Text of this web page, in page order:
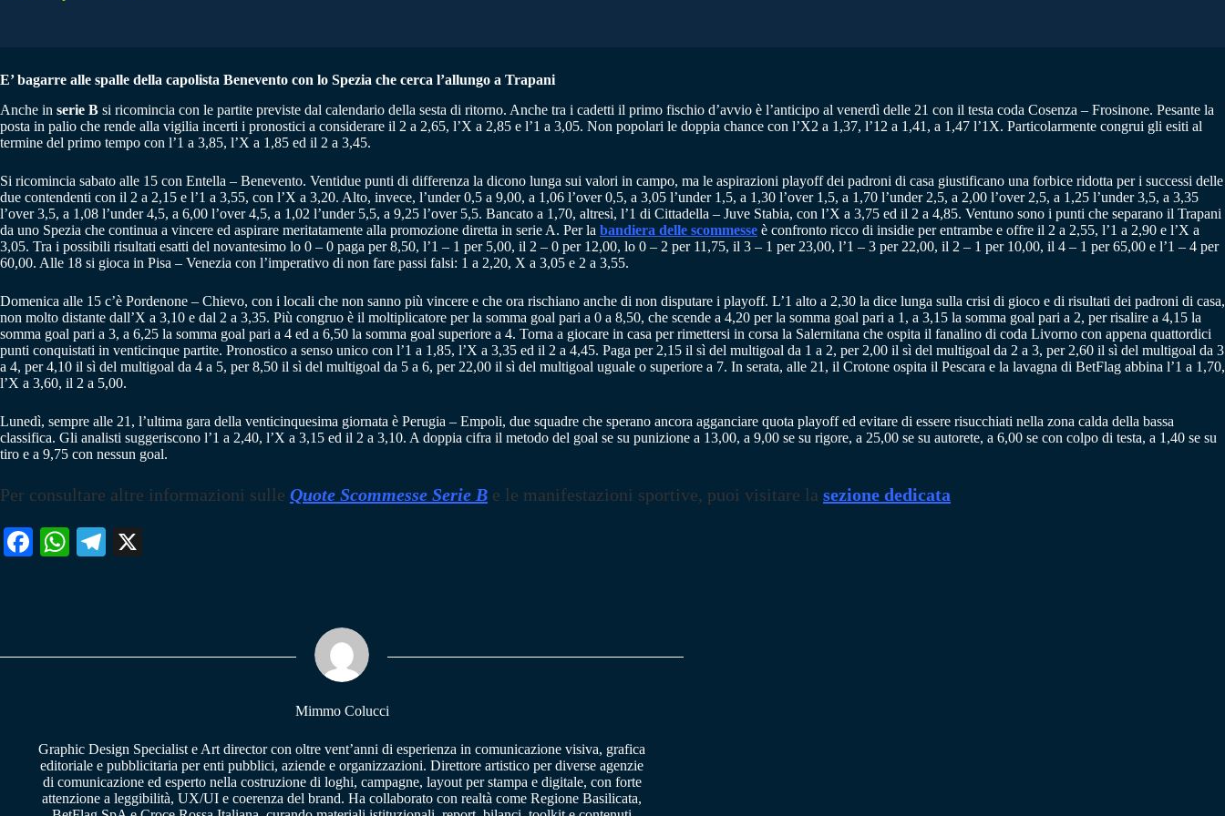
E’ bagarre alle spalle della capolista Benevento con lo Spezia che cerca l’allungo a Trapani
Anche in serie B si ricomincia con le partite previste dal calendario della sesta di ritorno. Anche tra i cadetti il primo fischio d’avvio è l’anticipo al venerdì delle 21 con il testa coda Cosenza – Frosinone. Pesante la
posta in palio che rende alla vigilia incerti i pronostici a considerare il 2 a 2,65, l’X a 2,85 e l’1 a 3,05. Non popolari le doppia chance con l’X2 a 1,37, l’12 a 1,41, a 1,47 l’1X. Particolarmente congrui gli esiti al
termine del primo tempo con l’1 a 3,85, l’X a 1,85 ed il 2 a 3,45.
Si ricomincia sabato alle 15 con Entella – Benevento. Ventidue punti di differenza la dicono lunga sui valori in campo, ma le aspirazioni playoff dei padroni di casa giustificano una forbice ridotta per i successi delle
due contendenti con il 2 a 2,15 e l’1 a 3,55, con l’X a 3,20. Alto, invece, l’under 0,5 a 9,00, a 1,06 l’over 0,5, a 3,05 l’under 1,5, a 1,30 l’over 1,5, a 1,70 l’under 2,5, a 2,00 l’over 2,5, a 1,25 l’under 3,5, a 3,35
l’over 3,5, a 1,08 l’under 4,5, a 6,00 l’over 4,5, a 1,02 l’under 5,5, a 9,25 l’over 5,5. Bancato a 1,70, altresì, l’1 di Cittadella – Juve Stabia, con l’X a 3,75 ed il 2 a 4,85. Ventuno sono i punti che separano il Trapani
da uno Spezia che continua a vincere ed aspirare meritatamente alla promozione diretta in serie A. Per la bandiera delle scommesse è confronto ricco di insidie per entrambe e offre il 2 a 2,55, l’1 a 2,90 e l’X a
3,05. Tra i possibili risultati esatti del novantesimo lo 0 – 0 paga per 8,50, l’1 – 1 per 5,00, il 2 – 0 per 12,00, lo 0 – 2 per 11,75, il 3 – 1 per 23,00, l’1 – 3 per 22,00, il 2 – 1 per 10,00, il 4 – 1 per 65,00 e l’1 – 4 per
60,00. Alle 18 si gioca in Pisa – Venezia con l’imperativo di non fare passi falsi: 1 a 2,20, X a 3,05 e 2 a 3,55.
Domenica alle 15 c’è Pordenone – Chievo, con i locali che non sanno più vincere e che ora rischiano anche di non disputare i playoff. L’1 alto a 2,30 la dice lunga sulla crisi di gioco e di risultati dei padroni di casa,
non molto distante dall’X a 3,10 e dal 2 a 3,35. Più congruo è il moltiplicatore per la somma goal pari a 0 a 8,50, che scende a 4,20 per la somma goal pari a 1, a 3,15 la somma goal pari a 2, per risalire a 4,15 la
somma goal pari a 3, a 6,25 la somma goal pari a 4 ed a 6,50 la somma goal superiore a 4. Torna a giocare in casa per rimettersi in corsa la Salernitana che ospita il fanalino di coda Livorno con appena quattordici
punti conquistati in venticinque partite. Pronostico a senso unico con l’1 a 1,85, l’X a 3,35 ed il 2 a 4,45. Paga per 2,15 il sì del multigoal da 1 a 2, per 2,00 il sì del multigoal da 2 a 3, per 2,60 il sì del multigoal da 3
a 4, per 4,10 il sì del multigoal da 4 a 5, per 8,50 il sì del multigoal da 5 a 6, per 22,00 il sì del multigoal uguale o superiore a 7. In serata, alle 21, il Crotone ospita il Pescara e la lavagna di BetFlag abbina l’1 a 1,70,
l’X a 3,60, il 2 a 5,00.
Lunedì, sempre alle 21, l’ultima gara della venticinquesima giornata è Perugia – Empoli, due squadre che sperano ancora agganciare quota playoff ed evitare di essere risucchiati nella zona calda della bassa
classifica. Gli analisti suggeriscono l’1 a 2,40, l’X a 3,15 ed il 2 a 3,10. A doppia cifra il metodo del goal se su punizione a 13,00, a 9,00 se su rigore, a 25,00 se su autorete, a 6,00 se con colpo di testa, a 1,40 se su
tiro e a 9,75 con nessun goal.
Per consultare altre informazioni sulle Quote Scommesse Serie B e le manifestazioni sportive, puoi visitare la sezione dedicata
Fa W
pp
Te
m
Mimmo Colucci
Graphic Design Specialist e Art director con oltre vent’anni di esperienza in comunicazione visiva, grafica
editoriale e pubblicitaria per enti pubblici, aziende e organizzazioni. Direttore artistico per diverse agenzie
di comunicazione ed esperto nella costruzione di loghi, campagne, layout per stampa e digitale, con forte
attenzione a leggibilità, UX/UI e coerenza del brand. Ha collaborato con realtà come Regione Basilicata,